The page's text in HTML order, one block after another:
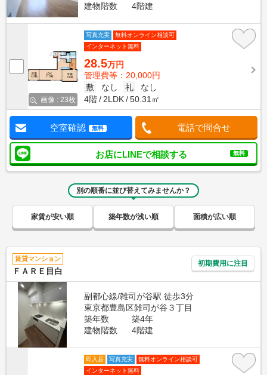
建物階数
4階建
画像 : 23枚
写真充実
無料オンライン相談可
インターネット無料
28.5万円
管理費等：20,000円
敷
なし 礼
なし
4階
2LDK 50.31㎡
空室確認 無料 電話で問合せ
お店にLINEで相談する 無料
別の順番に並び替えてみませんか？
家賃が安い順 築年数が浅い順 面積が広い順
賃貸マンション
ＦＡＲＥ目白
初期費用に注目
副都心線/雑司が谷駅 徒歩3分
東京都豊島区雑司が谷３丁目
築年数
築4年
建物階数
4階建
即入居 写真充実
無料オンライン相談可
インターネット無料